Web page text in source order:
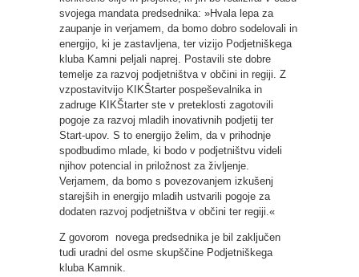
svojega mandata predsednika: »Hvala lepa za
zaupanje in verjamem, da bomo dobro sodelovali in
energijo, ki je zastavljena, ter vizijo Podjetniškega
kluba Kamni peljali naprej. Postavili ste dobre
temelje za razvoj podjetništva v občini in regiji. Z
vzpostavitvijo KIKŠtarter pospeševalnika in
zadruge KIKŠtarter ste v preteklosti zagotovili
pogoje za razvoj mladih inovativnih podjetij ter
Start-upov. S to energijo želim, da v prihodnje
spodbudimo mlade, ki bodo v podjetništvu videli
njihov potencial in priložnost za življenje.
Verjamem, da bomo s povezovanjem izkušenj
starejših in energijo mladih ustvarili pogoje za
dodaten razvoj podjetništva v občini ter regiji.«
Z govorom novega predsednika je bil zaključen
tudi uradni del osme skupščine Podjetniškega
kluba Kamnik.